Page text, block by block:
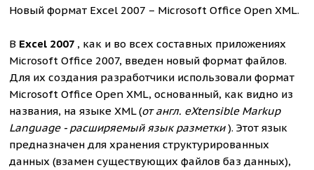
Новый формат Excel 2007 – Microsoft Office Open XML.
В Excel 2007 , как и во всех составных приложениях
Microsoft Office 2007, введен новый формат файлов.
Для их создания разработчики использовали формат
Microsoft Office Open XML, основанный, как видно из
названия, на языке XML (от англ. eXtensible Markup
Language - расширяемый язык разметки). Этот язык
предназначен для хранения структурированных
данных (взамен существующих файлов баз данных),